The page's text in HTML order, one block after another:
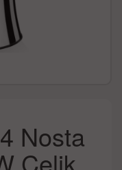
Nosta
Çelik